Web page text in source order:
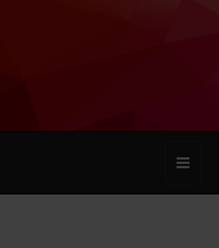
Toggle